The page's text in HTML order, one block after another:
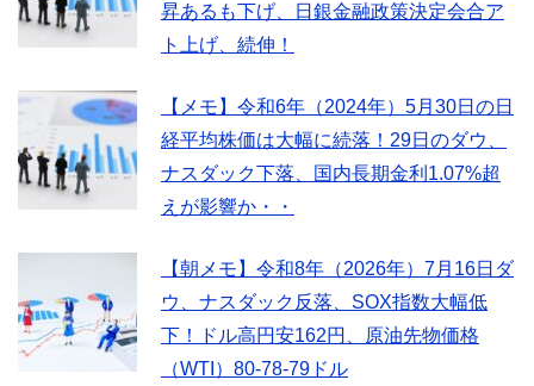
昇あるも下げ、日銀金融政策決定会合ア
ト上げ、続伸！
【メモ】令和6年（2024年）5月30日の日
経平均株価は大幅に続落！29日のダウ、
ナスダック下落、国内長期金利1.07%超
えが影響か・・
【朝メモ】令和8年（2026年）7月16日ダ
ウ、ナスダック反落、SOX指数大幅低
下！ドル高円安162円、原油先物価格
（WTI）80-78-79ドル